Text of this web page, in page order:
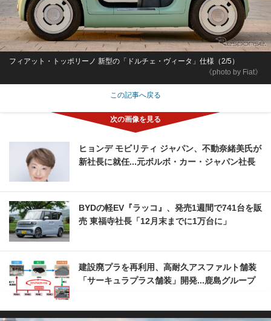
《photo by Fiat》
フィアット・トッポリーノ 新型の「ドルチェ・ヴィータ」仕様（2/5）
この記事へ戻る
ヒョンデ モビリティ ジャパン、不動奈緒美氏が
新社長に就任...元ボルボ・カー・ジャパン社長
BYDの軽EV『ラッコ』、発売1週間で741台を販
売 東福寺社長「12月末までに1万台に」
建設廃プラを再利用、高耐久アスファルト舗装
「サーキュラプラス舗装」開発...鹿島グループ